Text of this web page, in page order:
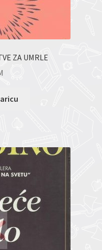
ZA UMRLE